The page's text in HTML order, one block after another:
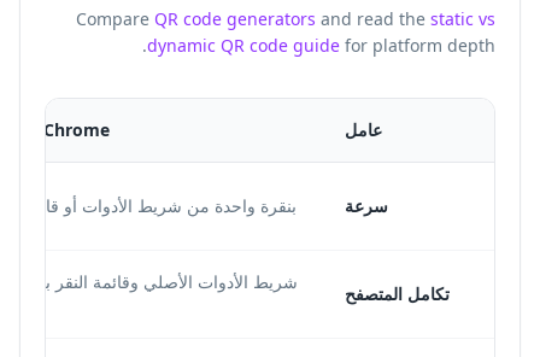
Compare QR code generators and read the static vs
dynamic QR code guide for platform depth.
عامل Chrome امتداد QR
سرعة بنقرة واحدة من شريط الأدوات أو قائمة
تكامل المتصفح
شريط الأدوات الأصلي وقائمة النقر بزر